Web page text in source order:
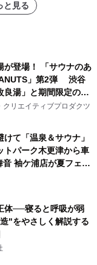
と見る
が登場！ 「サウナのあ
」第2弾 渋谷
良湯」と期間限定のコ
サウナイキタイコラ
定！
クリエイティブプロダクツ
けて「温泉＆サウナ」
トパーク木更津から車
袖ケ浦店が夏フェア
体──寝ると呼吸が弱
"をやさしく解説する